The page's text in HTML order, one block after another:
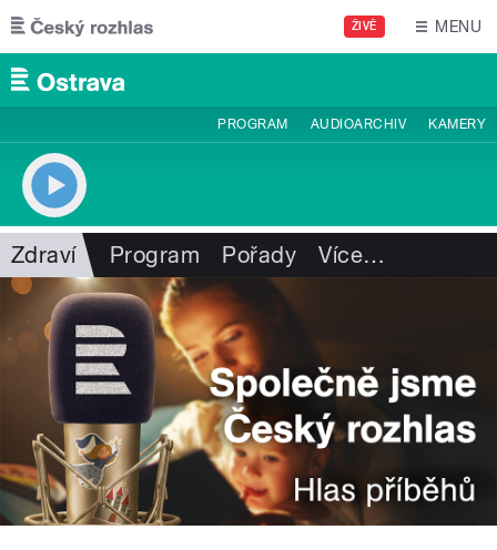
Přejít k hlavnímu obsahu
ŽIVĚ MENU
PROGRAM AUDIOARCHIV KAMERY
Zdraví Program Pořady Více…